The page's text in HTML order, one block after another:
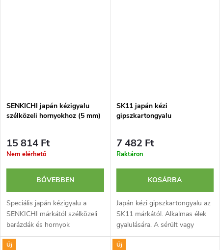
SENKICHI japán kézigyalu
szélközeli hornyokhoz (5 mm)
15 814 Ft
Nem elérhető
BŐVEBBEN
Speciális japán kézigyalu a
SENKICHI márkától szélközeli
barázdák és hornyok
létrehozásához. Az anyag
szélétől való távolsága
SK11 japán kézi
gipszkartongyalu
7 482 Ft
Raktáron
KOSÁRBA
Japán kézi gipszkartongyalu az
SK11 márkától. Alkalmas élek
gyalulására. A sérült vagy
tompa penge bármilyen, a
kereskedelmi forgalomban
Új Új